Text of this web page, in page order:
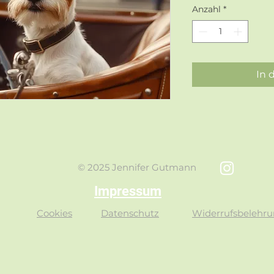
Anzahl *
In
© 2025 Jennifer Gutmann
Impressum
Cookies Datenschutz